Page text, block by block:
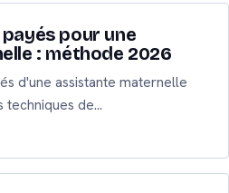
pour une
: méthode 2026
d'une assistante maternelle
techniques de…